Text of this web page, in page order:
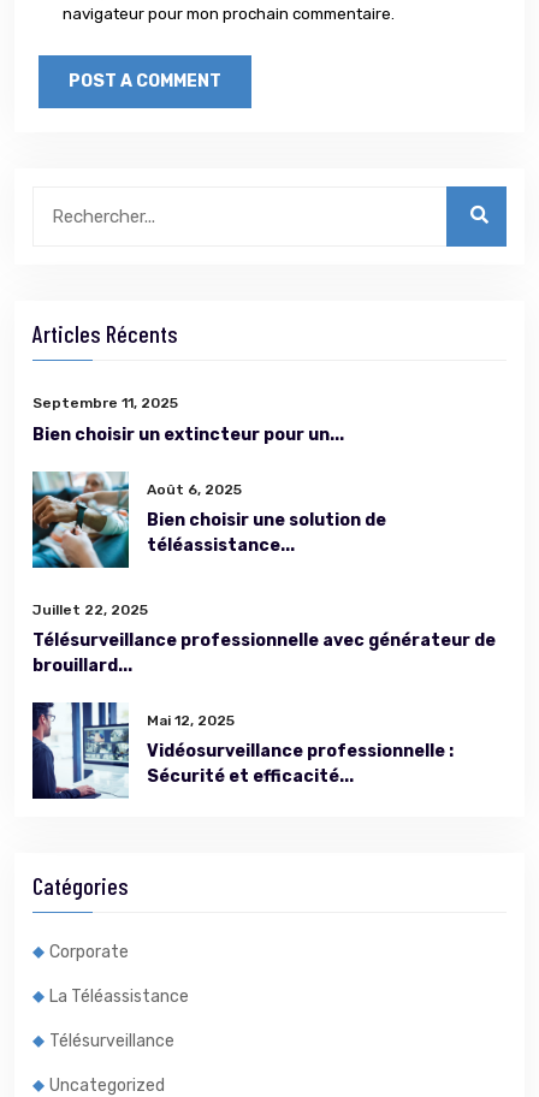
navigateur pour mon prochain commentaire.
Articles Récents
Septembre 11, 2025
Bien choisir un extincteur pour un...
Août 6, 2025
Bien choisir une solution de
téléassistance...
Juillet 22, 2025
Télésurveillance professionnelle avec générateur de
brouillard...
Mai 12, 2025
Vidéosurveillance professionnelle :
Sécurité et efficacité...
Catégories
Corporate
La Téléassistance
Télésurveillance
Uncategorized